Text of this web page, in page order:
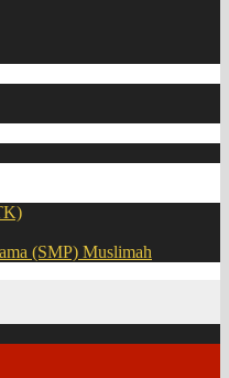
(SMP) Muslimah